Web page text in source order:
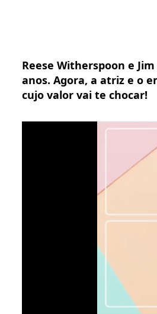
Reese Witherspoon e
anos. Agora, a atriz e o
cujo valor vai te chocar!